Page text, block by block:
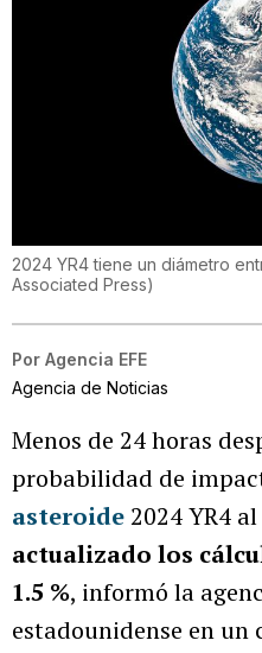
2024 YR4 tiene un diámetro
Associated Press)
Por Agencia EFE
Agencia de Noticias
Menos de 24 horas
probabilidad de
asteroide 2024 YR4 al
actualizado los
1.5 %, informó la
estadounidense en un